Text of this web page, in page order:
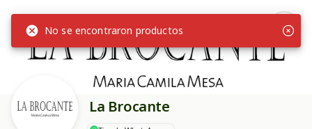
La Brocante
No se encontraron productos